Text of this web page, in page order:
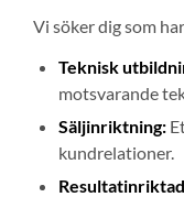
Vi söker dig som
Teknisk
motsvarande
Säljinriktning:
kundrelationer.